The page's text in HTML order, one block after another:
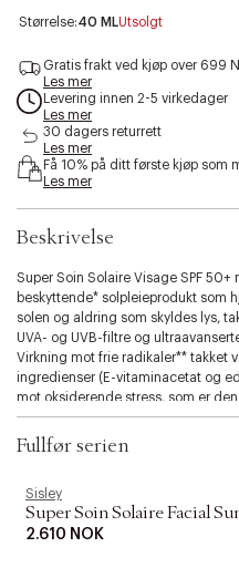
a
c
s
b
i
t
.
v
a
r
i
a
t
i
o
s
e
Størrelse:40 MLUtsolgt
Gratis frakt ved kjøp over 699
Les mer
Levering innen 2-5 virkedager
Les mer
30 dagers returrett
Les mer
Få 10% på ditt første kjøp som
Les mer
Beskrivelse
Super Soin Solaire Visage SPF
beskyttende* solpleieprodukt som
solen og aldring som skyldes lys,
UVA- og UVB-filtre og
Virkning mot frie radikaler** takket
ingredienser (E-vitaminacetat og
mot oksiderende stress, som er
- Cellebeskyttelse: For at celler
beskyttet. Takket være edelweiss-
kombinert med solfiltre, bidrar det
Målrettet virkning på hudens
ekstrakt og kamilleolje styrker
holdes optimalt, og slik at
Fullfør serien
Sisley
Super Soin Solaire Facial
2.610 NOK